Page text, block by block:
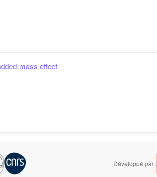
mass effect
Développé par :